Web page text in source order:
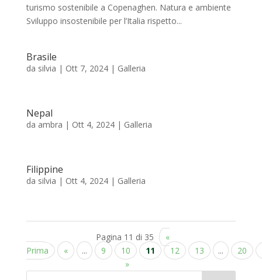
turismo sostenibile a Copenaghen. Natura e ambiente
Sviluppo insostenibile per l’Italia rispetto...
Brasile
da silvia | Ott 7, 2024| Galleria
Nepal
da ambra | Ott 4, 2024| Galleria
Filippine
da silvia | Ott 4, 2024| Galleria
Pagina 11 di 35
«
Prima
« ... 9 10 11 12 13 ... 20
»